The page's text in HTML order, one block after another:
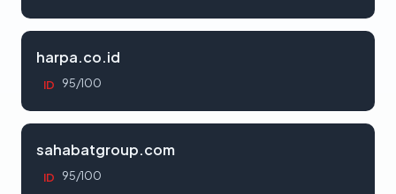
harpa.co.id
ID 95/100
sahabatgroup.com
ID 95/100